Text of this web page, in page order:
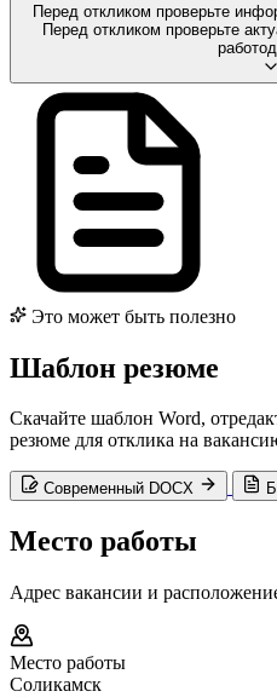
Перед откликом проверьте
Перед откликом проверьте
Это может быть полезно
Шаблон резюме
Скачайте шаблон Word,
резюме для отклика на
Современный DOCX
Место работы
Адрес вакансии и
Место работы
Соликамск